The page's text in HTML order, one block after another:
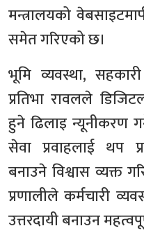
मन्त्रालयको
समेत गरिएको छ।
भूमि व्यवस्था,
प्रतिभा रावलले
हुने ढिलाइ न्यूनीकरण
सेवा प्रवाहलाई थप
बनाउने विश्वास व्यक्त
प्रणालीले कर्मचारी
उत्तरदायी बनाउन